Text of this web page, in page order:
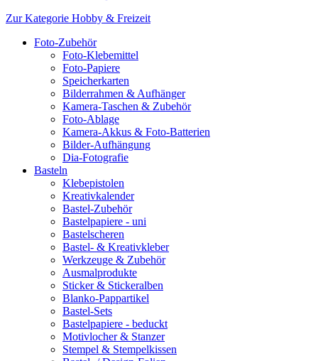
Zur Kategorie Hobby & Freizeit
Foto-Zubehör
Foto-Klebemittel
Foto-Papiere
Speicherkarten
Bilderrahmen & Aufhänger
Kamera-Taschen & Zubehör
Foto-Ablage
Kamera-Akkus & Foto-Batterien
Bilder-Aufhängung
Dia-Fotografie
Basteln
Klebepistolen
Kreativkalender
Bastel-Zubehör
Bastelpapiere - uni
Bastelscheren
Bastel- & Kreativkleber
Werkzeuge & Zubehör
Ausmalprodukte
Sticker & Stickeralben
Blanko-Pappartikel
Bastel-Sets
Bastelpapiere - beduckt
Motivlocher & Stanzer
Stempel & Stempelkissen